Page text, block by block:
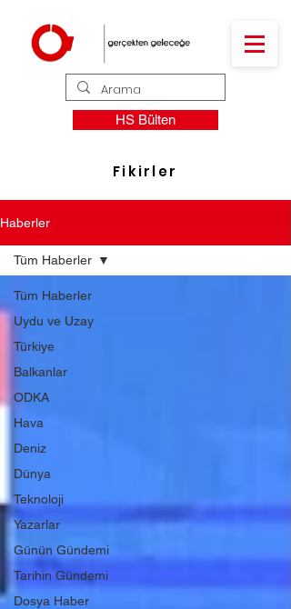
HS Bülten
Fikirler
Haberler
Tüm Haberler
Uydu ve Uzay
Türkiye
Balkanlar
ODKA
Hava
Deniz
Dünya
Teknoloji
Yazarlar
Günün Gündemi
Tarihin Gündemi
Dosya Haber
Tüm Haberler